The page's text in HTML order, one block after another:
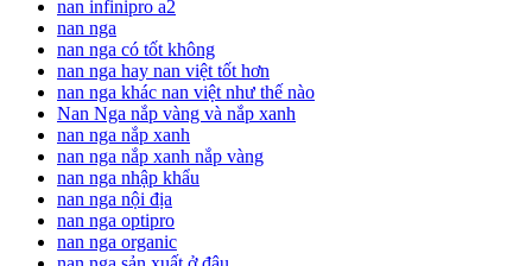
nan infinipro a2
nan nga
nan nga có tốt không
nan nga hay nan việt tốt hơn
nan nga khác nan việt như thế nào
Nan Nga nắp vàng và nắp xanh
nan nga nắp xanh
nan nga nắp xanh nắp vàng
nan nga nhập khẩu
nan nga nội địa
nan nga optipro
nan nga organic